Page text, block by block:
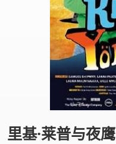
里基·莱普与夜鹰